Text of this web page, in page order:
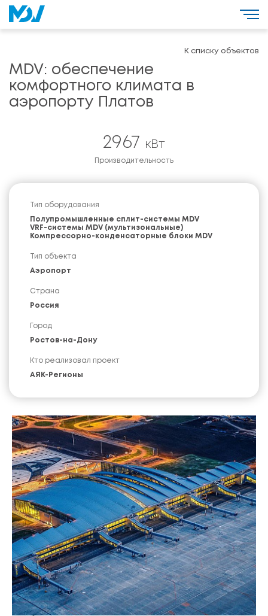
MDV: обеспечение
комфортного климата в
аэропорту Платов
К списку объектов
2967 кВт
Производительность
Тип оборудования
Полупромышленные сплит-системы MDV
VRF-системы MDV (мультизональные)
Компрессорно-конденсаторные блоки MDV
Тип объекта
Аэропорт
Страна
Россия
Город
Ростов-на-Дону
Кто реализовал проект
АЯК-Регионы